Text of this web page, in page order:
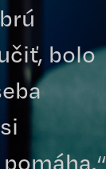
bolo